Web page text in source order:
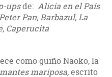
upsde: Alicia en el País
Pan, Barbazul, La
Caperucita
como guiño Naoko, la
mariposa,escrito